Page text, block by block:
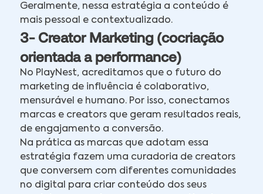
Geralmente, nessa estratégia a conteúdo é
mais pessoal e contextualizado.
3- Creator Marketing (cocriação
orientada a performance)
No PlayNest, acreditamos que o futuro do
marketing de influência é colaborativo,
mensurável e humano. Por isso, conectamos
marcas e creators que geram resultados reais,
de engajamento a conversão.
Na prática as marcas que adotam essa
estratégia fazem uma curadoria de creators
que conversem com diferentes comunidades
no digital para criar conteúdo dos seus